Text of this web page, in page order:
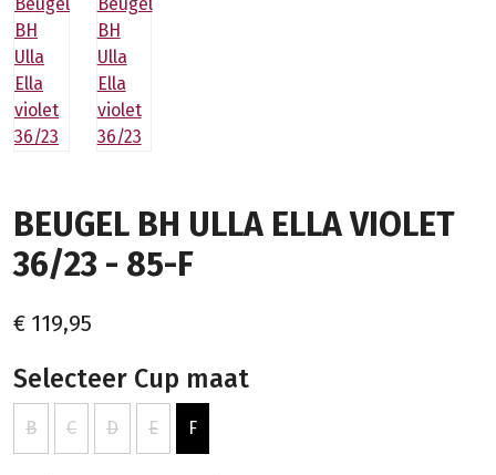
BEUGEL BH ULLA ELLA VIOLET
36/23 - 85-F
€ 119,95
Selecteer Cup maat
B C D E F